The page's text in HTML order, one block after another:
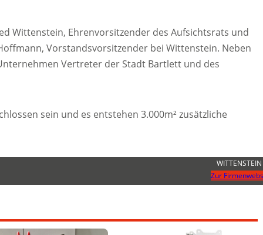
Wittenstein, Ehrenvorsitzender des Aufsichtsrats und
Vorstandsvorsitzender bei Wittenstein. Neben
Vertreter der Stadt Bartlett und des
sein und es entstehen 3.000m² zusätzliche
WITTENSTEIN
Zur